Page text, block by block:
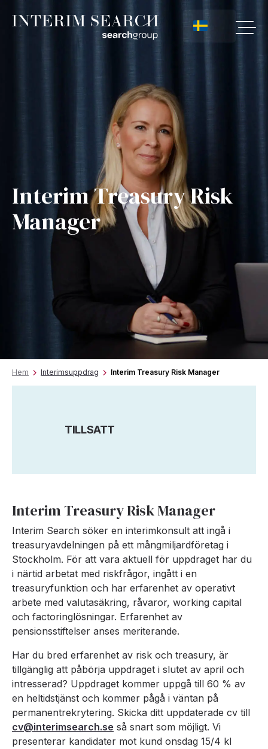
Interim Treasury Risk
Manager
Hem Interimsuppdrag Interim Treasury Risk Manager
TILLSATT
Interim Treasury Risk Manager
Interim Search söker en interimkonsult att ingå i
treasuryavdelningen på ett mångmiljardföretag i
Stockholm. För att vara aktuell för uppdraget har du
i närtid arbetat med riskfrågor, ingått i en
treasuryfunktion och har erfarenhet av operativt
arbete med valutasäkring, råvaror, working capital
och factoringlösningar. Erfarenhet av
pensionsstiftelser anses meriterande.
Har du bred erfarenhet av risk och treasury, är
tillgänglig att påbörja uppdraget i slutet av april och
intresserad? Uppdraget kommer uppgå till 60 % av
en heltidstjänst och kommer pågå i väntan på
permanentrekrytering. Skicka ditt uppdaterade cv till
cv@interimsearch.se så snart som möjligt. Vi
presenterar kandidater mot kund onsdag 15/4 kl